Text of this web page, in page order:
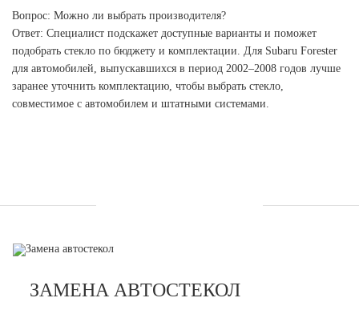
Вопрос: Можно ли выбрать производителя?
Ответ: Специалист подскажет доступные варианты и поможет
подобрать стекло по бюджету и комплектации. Для Subaru Forester
для автомобилей, выпускавшихся в период 2002–2008 годов лучше
заранее уточнить комплектацию, чтобы выбрать стекло,
совместимое с автомобилем и штатными системами.
ЗАМЕНА АВТОСТЕКОЛ